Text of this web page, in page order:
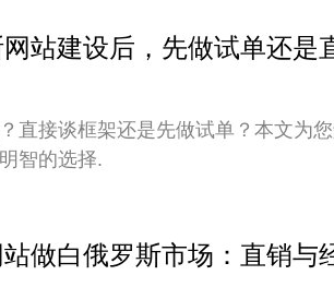
站建设后，先做试单还是
直接谈框架还是先做试单？本文为
智的选择.
做白俄罗斯市场：直销与